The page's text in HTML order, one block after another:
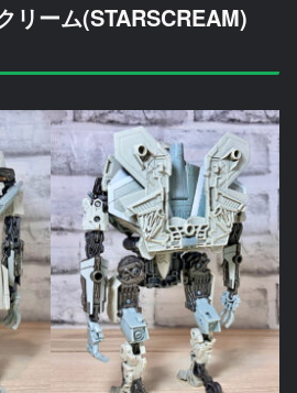
リーム(STARSCREAM)